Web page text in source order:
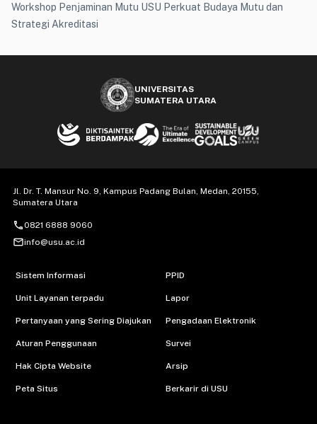
Workshop Penjaminan Mutu USU Perkuat Budaya Mutu dan
Strategi Akreditasi
UNIVERSITAS
SUMATERA UTARA
Jl. Dr. T. Mansur No. 9, Kampus Padang Bulan, Medan, 20155,
Sumatera Utara
call0821 6888 9060
mail_outlineinfo@usu.ac.id
Sistem Informasi
Unit Layanan terpadu
Pertanyaan yang Sering Diajukan
Aturan Penggunaan
Hak Cipta Website
Peta Situs
PPID
Lapor
Pengadaan Elektronik
Survei
Arsip
Berkarir di USU